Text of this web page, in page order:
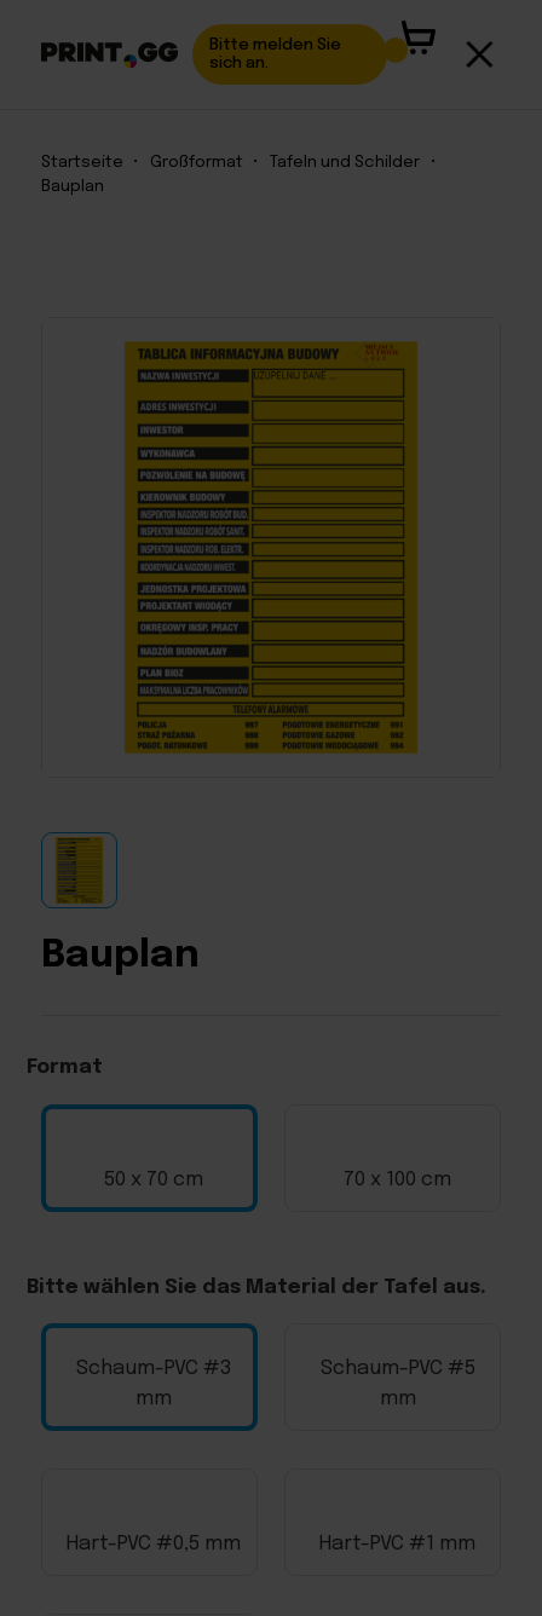
Bitte melden Sie
sich an.
Startseite • Großformat • Tafeln und Schilder
•
Bauplan
Bauplan
Format
50 x 70 cm 70 x 100 cm
Bitte wählen Sie das Material der Tafel aus.
Schaum-PVC #3
mm
Schaum-PVC #5
mm
Hart-PVC #0,5 mm Hart-PVC #1 mm